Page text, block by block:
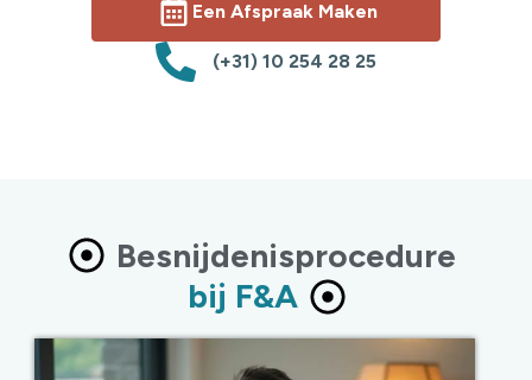
Een Afspraak Maken
(+31) 10 254 28 25
Besnijdenisprocedure
bij F&A